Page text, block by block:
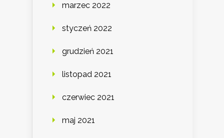
marzec 2022
styczeń 2022
grudzień 2021
listopad 2021
czerwiec 2021
maj 2021